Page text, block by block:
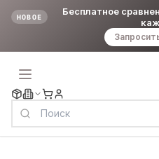
НОВОЕ
Бесплатное